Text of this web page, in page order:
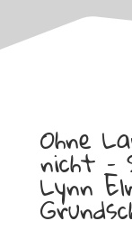
Ohne
nicht –
Lynn